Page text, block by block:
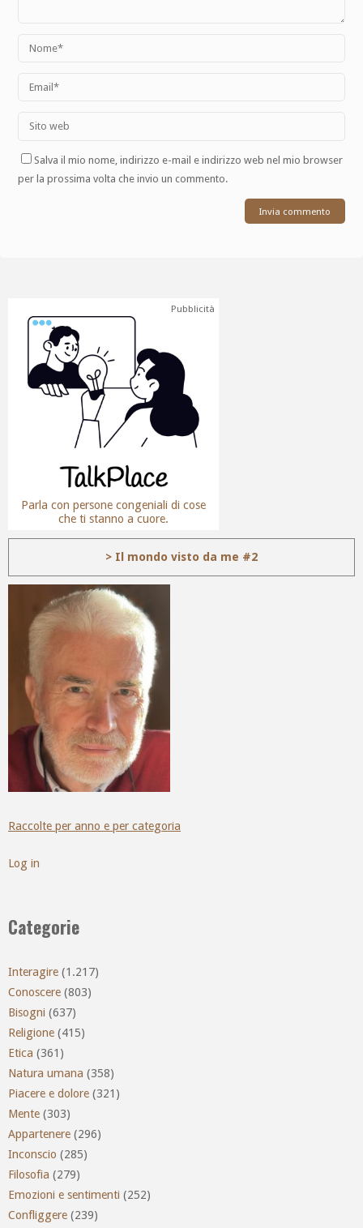
Salva il mio nome, indirizzo e-mail e indirizzo web nel mio browser
per la prossima volta che invio un commento.
Pubblicità
Parla con persone congeniali di cose
che ti stanno a cuore.
> Il mondo visto da me #2
Raccolte per anno e per categoria
Log in
Categorie
Interagire (1.217)
Conoscere (803)
Bisogni (637)
Religione (415)
Etica (361)
Natura umana (358)
Piacere e dolore (321)
Mente (303)
Appartenere (296)
Inconscio (285)
Filosofia (279)
Emozioni e sentimenti (252)
Confliggere (239)